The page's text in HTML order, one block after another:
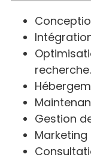
recherche.
Gestion